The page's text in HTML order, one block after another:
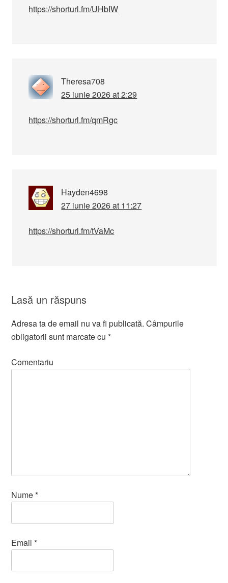
https://shorturl.fm/UHbIW
Theresa708
25 iunie 2026 at 2:29
https://shorturl.fm/qmRgc
Hayden4698
27 iunie 2026 at 11:27
https://shorturl.fm/tVaMc
Lasă un răspuns
Adresa ta de email nu va fi publicată. Câmpurile
obligatorii sunt marcate cu*
Comentariu
Nume*
Email*